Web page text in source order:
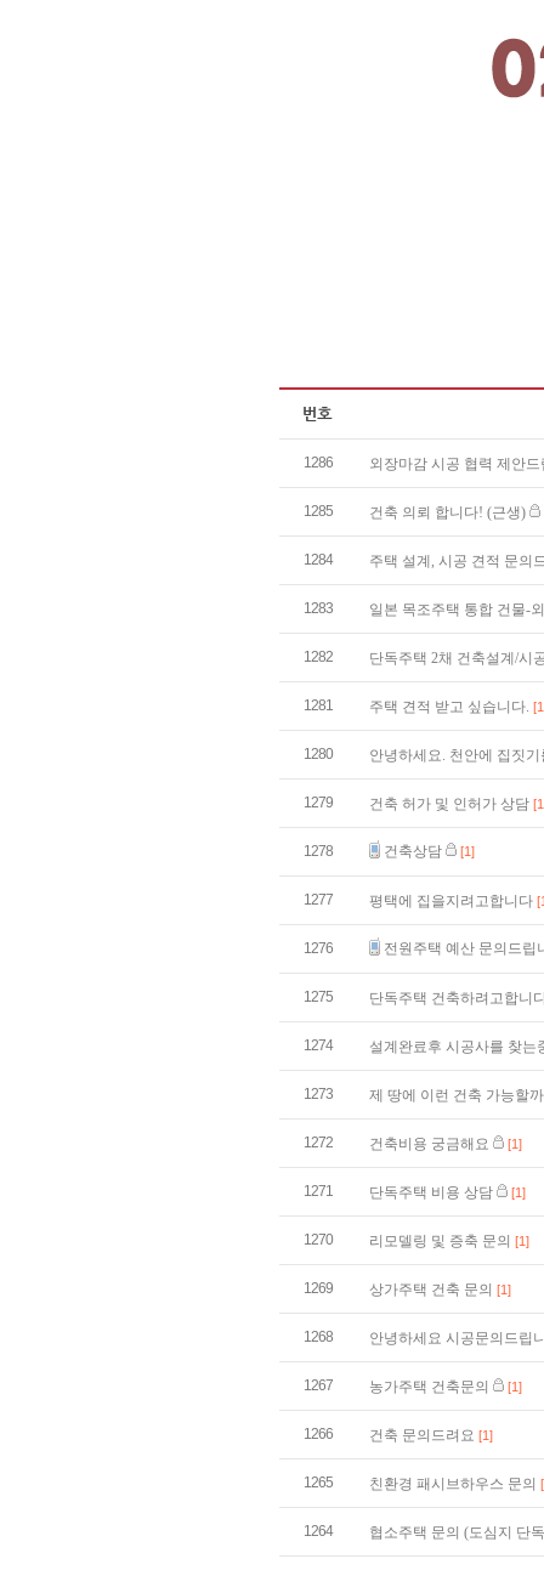
1286 외장마감 시공 협력 제안
1285 건축 의뢰 합니다! (근생)
1284 주택 설계, 시공 견적 문의
1283 일본 목조주택 통합 건물-
1282 단독주택 2채 건축설계/시
1281 주택 견적 받고 싶습니다.
1280 안녕하세요. 천안에 집짓
1279 건축 허가 및 인허가 상담
1278 건축상담 [1]
1277 평택에 집을지려고합니다
1276 전원주택 예산 문의드립
1275 단독주택 건축하려고합니
1274 설계완료후 시공사를 찾는
1273 제 땅에 이런 건축 가능할
1272 건축비용 궁금해요 [1]
1271 단독주택 비용 상담 [1]
1270 리모델링 및 증축 문의 [1]
1269 상가주택 건축 문의 [1]
1268 안녕하세요 시공문의드립
1267 농가주택 건축문의 [1]
1266 건축 문의드려요 [1]
1265 친환경 패시브하우스 문의
1264 협소주택 문의 (도심지 단